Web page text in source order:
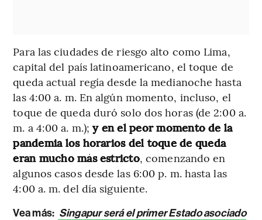
Para las ciudades de riesgo alto como Lima,
capital del país latinoamericano, el toque de
queda actual regía desde la medianoche hasta
las 4:00 a. m. En algún momento, incluso, el
toque de queda duró solo dos horas (de 2:00 a.
m. a 4:00 a. m.);y en el peor momento de la
pandemia los horarios del toque de queda
eran mucho más estricto, comenzando en
algunos casos desde las 6:00 p. m. hasta las
4:00 a. m. del día siguiente.
Vea más: Singapur será el primer Estado asociado